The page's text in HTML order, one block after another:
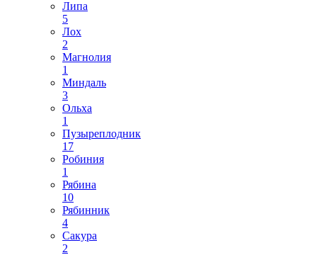
Липа
5
Лох
2
Магнолия
1
Миндаль
3
Ольха
1
Пузыреплодник
17
Робиния
1
Рябина
10
Рябинник
4
Сакура
2